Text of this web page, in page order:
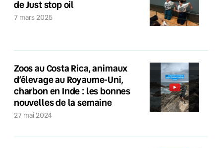
de Just stop oil
7 mars 2025
Zoos au Costa Rica, animaux
d’élevage au Royaume-Uni,
charbon en Inde : les bonnes
nouvelles de la semaine
27 mai 2024